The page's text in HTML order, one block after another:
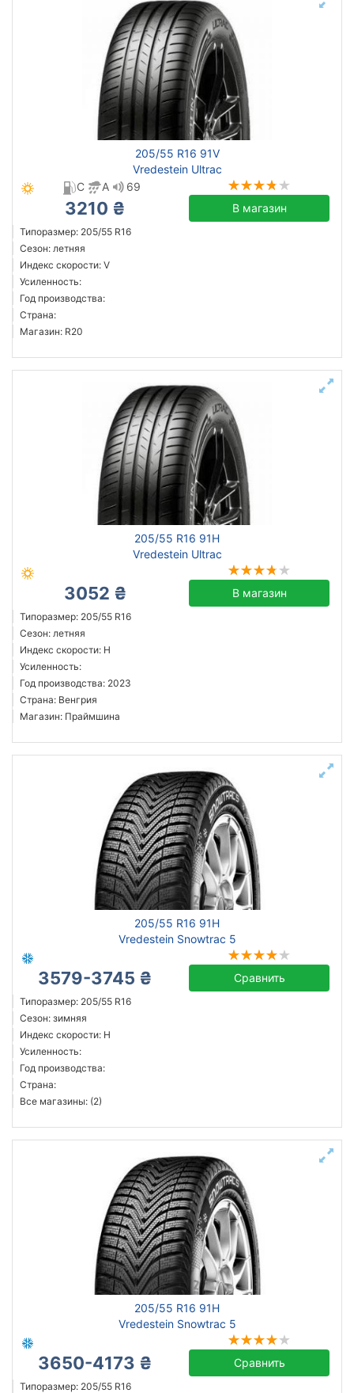
205/55 R16 91V
Vredestein Ultrac
C
A 69
3210 ₴ В магазин
Типоразмер: 205/55 R16
Сезон: летняя
Индекс скорости: V
Усиленность:
Год производства:
Страна:
Магазин: R20
205/55 R16 91H
Vredestein Ultrac
3052 ₴ В магазин
Типоразмер: 205/55 R16
Сезон: летняя
Индекс скорости: H
Усиленность:
Год производства: 2023
Страна: Венгрия
Магазин: Праймшина
205/55 R16 91H
Vredestein Snowtrac 5
3579-3745 ₴ Сравнить
Типоразмер: 205/55 R16
Сезон: зимняя
Индекс скорости: H
Усиленность:
Год производства:
Страна:
Все магазины: (2)
205/55 R16 91H
Vredestein Snowtrac 5
3650-4173 ₴ Сравнить
Типоразмер: 205/55 R16